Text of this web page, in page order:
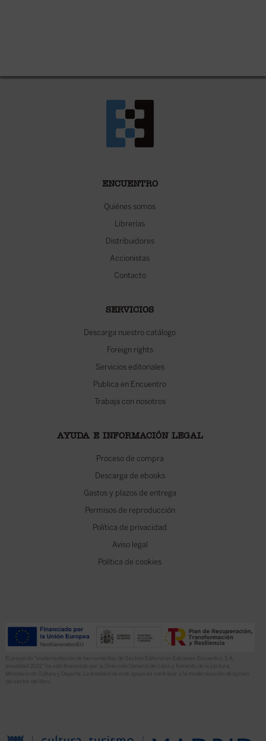
ENCUENTRO
Quiénes somos
Librerías
Distribuidores
Accionistas
Contacto
SERVICIOS
Descarga nuestro catálogo
Foreign rights
Servicios editoriales
Publica en Encuentro
Trabaja con nosotros
AYUDA E INFORMACIÓN LEGAL
Proceso de compra
Descarga de ebooks
Gastos y plazos de entrega
Permisos de reproducción
Política de privacidad
Aviso legal
Política de cookies
El proyecto “Implementación de herramientas de Gestión Editorial en Ediciones Encuentro, S.A.
anualidad 2022” ha sido financiado por la Dirección General del Libro y Fomento de la Lectura,
Ministerio de Cultura y Deporte. La finalidad de este apoyo es contribuir a la modernización de pymes
del sector del libro.